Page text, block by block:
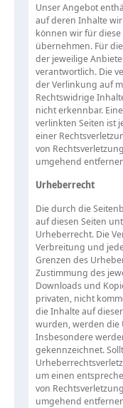
Unser Angebot
auf deren Inhalte
können wir für
übernehmen. Für
der jeweilige
verantwortlich. Die
der Verlinkung auf
Rechtswidrige
nicht erkennbar.
verlinkten Seiten ist
einer
von
umgehend
Urheberrecht
Die durch die
auf diesen Seiten
Urheberrecht. Die
Verbreitung und
Grenzen des
Zustimmung des
Downloads und
privaten, nicht
die Inhalte auf
wurden, werden die
Insbesondere
gekennzeichnet.
um einen
von
umgehend